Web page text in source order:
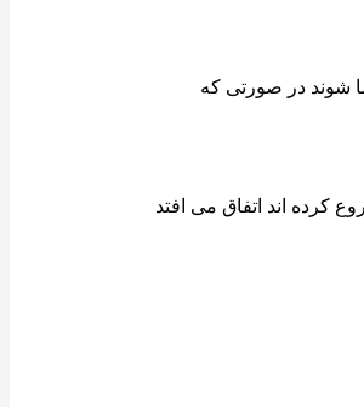
شوند در صورتی که
کرده اند اتفاق می افتد